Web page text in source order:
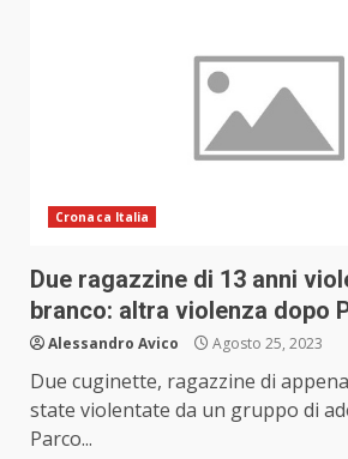
Cronaca Italia
Due ragazzine di 13 anni
branco: altra violenza dopo
Alessandro Avico Agosto 25, 2023
Due cuginette, ragazzine di
state violentate da un gruppo di
Parco...